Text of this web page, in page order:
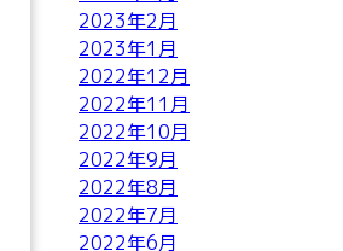
2023年2月
2023年1月
2022年12月
2022年11月
2022年10月
2022年9月
2022年8月
2022年7月
2022年6月